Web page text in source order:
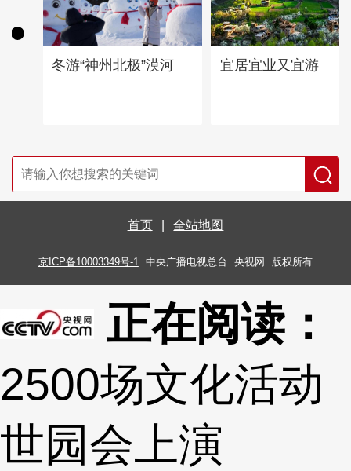
冬游“神州北极”漠河 宜居宜业又宜游
首页 全站地图
京ICP备10003349号-1 中央广播电视总台 央视网 版权所有
正在阅读：
2500场文化活动
世园会上演